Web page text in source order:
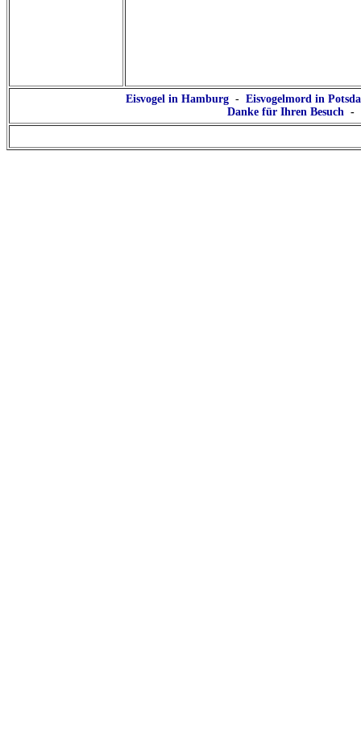
Eisvogel in Hamburg - Eisvogelmord in
Danke für Ihren Besuch-